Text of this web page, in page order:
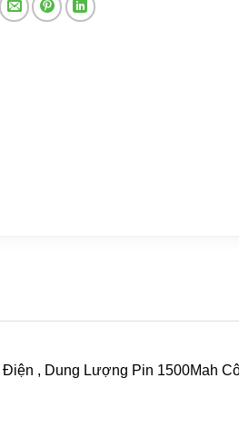
, Dung Lượng Pin 1500Mah